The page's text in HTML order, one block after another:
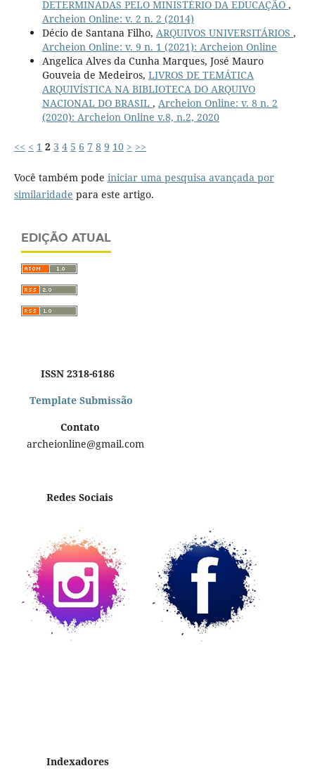
DETERMINADAS PELO MINISTÉRIO DA EDUCAÇÃO ,
Archeion Online: v. 2 n. 2 (2014)
Décio de Santana Filho, ARQUIVOS UNIVERSITÁRIOS ,
Archeion Online: v. 9 n. 1 (2021): Archeion Online
Angelica Alves da Cunha Marques, José Mauro
Gouveia de Medeiros, LIVROS DE TEMÁTICA
ARQUIVÍSTICA NA BIBLIOTECA DO ARQUIVO
NACIONAL DO BRASIL , Archeion Online: v. 8 n. 2
(2020): Archeion Online v.8, n.2, 2020
<< < 1 2 3 4 5 6 7 8 9 10 > >>
Você também pode iniciar uma pesquisa avançada por
similaridade para este artigo.
EDIÇÃO ATUAL
ISSN 2318-6186
Template Submissão
Contato
archeionline@gmail.com
Redes Sociais
Indexadores